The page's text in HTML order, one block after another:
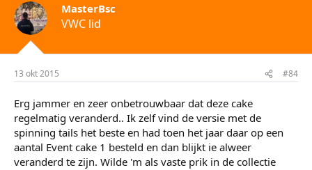
MasterBsc
VWC lid
13 okt 2015 #84
Erg jammer en zeer onbetrouwbaar dat deze cake
regelmatig veranderd.. Ik zelf vind de versie met de
spinning tails het beste en had toen het jaar daar op een
aantal Event cake 1 besteld en dan blijkt ie alweer
veranderd te zijn. Wilde 'm als vaste prik in de collectie